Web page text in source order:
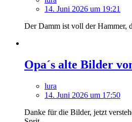
14. Juni 2026 um 19:21
Der Damm ist voll der Hammer,
Opa´s alte Bilder
lura
14. Juni 2026 um 17:50
Danke für die Bilder, jetzt